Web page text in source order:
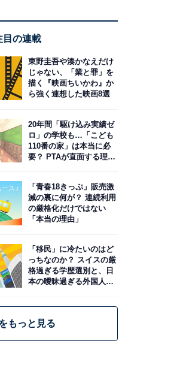
目の連載
東野圭吾や湊かなえだけ
じゃない、「業と罪」を
描く『映画ちいかわ』か
ら強く連想した映画8選
20年間「駆け込み実績ゼ
ロ」の学校も…「こども
110番の家」は本当に必
要？ PTAが直面する理想
「青春18きっぷ」販売激
減の裏に何が？ 連続利用
の厳格化だけではない
「本当の理由」
「移民」に冷たいのはど
っちなのか？ スイスの厳
格過ぎる学歴選別と、日
本の曖昧過ぎる外国人政
もっと見る